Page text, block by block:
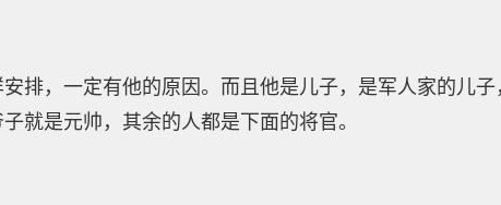
排，一定有他的原因。而且他是儿子，是军人家的儿
就是元帅，其余的人都是下面的将官。